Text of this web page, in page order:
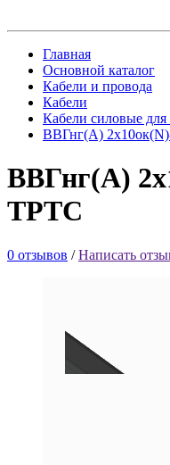
Главная
Основной каталог
Кабели и провода
Кабели
Кабели силовые
ВВГнг(А)
ВВГнг(А)
ТРТС
0 отзывов /Написать